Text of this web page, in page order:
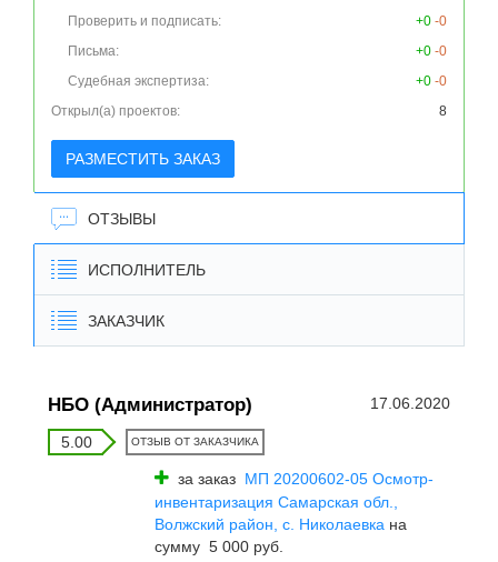
Проверить и подписать:
+0 -0
Письма:
+0 -0
Судебная экспертиза:
+0 -0
Открыл(а) проектов:
8
РАЗМЕСТИТЬ ЗАКАЗ
ОТЗЫВЫ
ИСПОЛНИТЕЛЬ
ЗАКАЗЧИК
НБО (Администратор) 17.06.2020
5.00 ОТЗЫВ ОТ ЗАКАЗЧИКА
за заказ МП 20200602-05 Осмотр-
инвентаризация Самарская обл.,
Волжский район, с. Николаевка на
сумму 5 000 руб.